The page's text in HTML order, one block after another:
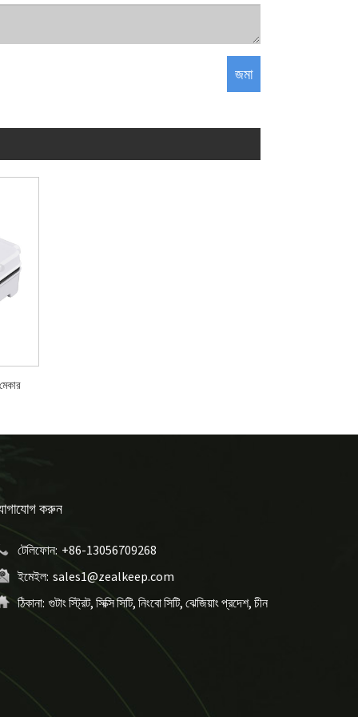
করুন
টেলিফোন: +86-13056709268
ইমেইল: sales1@zealkeep.com
ঠিকানা: গুটাং স্ট্রিট, সিক্সি সিটি, নিংবো সিটি, ঝেজিয়াং প্রদেশ, চীন